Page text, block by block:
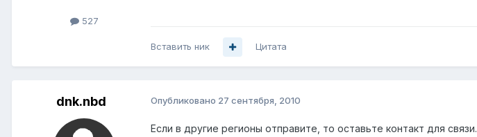
527
Вставить ник Цитата
dnk.nbd Опубликовано 27 сентября, 2010
Если в другие регионы отправите, то оставьте контакт для связи.